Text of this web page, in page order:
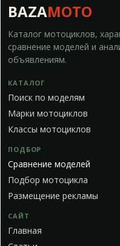
BAZAMOTO
Каталог мотоциклов,
сравнение моделей и
объявлениям.
КАТАЛОГ
Поиск по моделям
Марки мотоциклов
Классы мотоциклов
ПОДБОР
Сравнение моделей
Подбор мотоцикла
Размещение рекламы
САЙТ
Главная